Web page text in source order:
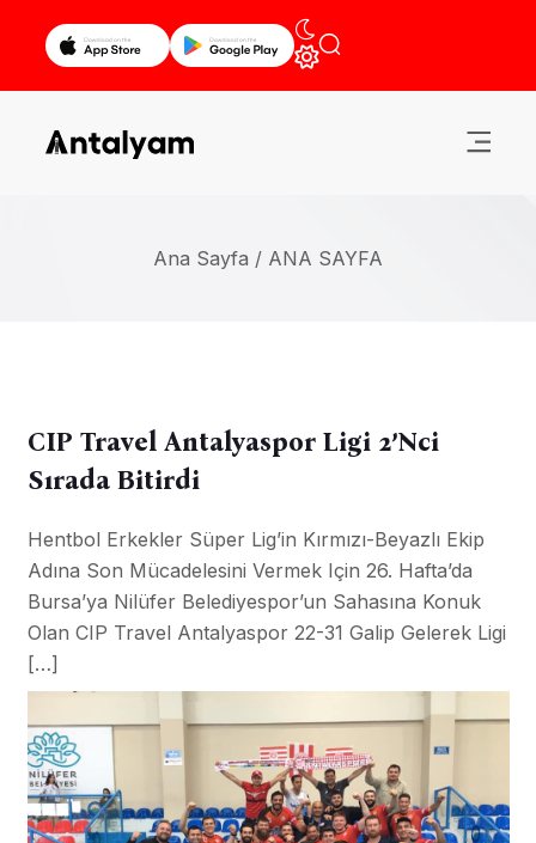
Ana Sayfa / ANA SAYFA
CIP Travel Antalyaspor Ligi 2’nci
Sırada Bitirdi
Hentbol Erkekler Süper Lig’in Kırmızı-Beyazlı Ekip
Adına Son Mücadelesini Vermek Için 26. Hafta’da
Bursa’ya Nilüfer Belediyespor’un Sahasına Konuk
Olan CIP Travel Antalyaspor 22-31 Galip Gelerek Ligi
[…]